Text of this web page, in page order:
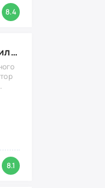
8.4
Симулятор Автомобиля 2 (Мод Много денег/Всё открыто)
8.1